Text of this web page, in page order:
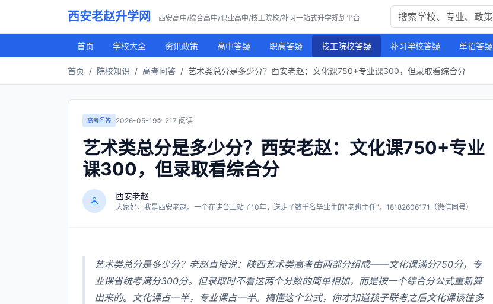
西安老赵升学网 西安高中/综合高中/职业高中/技工院校/补习一站式升学规划平台
首页 学校大全 资讯政策 高中答疑 职高答疑 技工院校答疑 补习学校答疑 单招答疑
首页 院校知识 高考问答 艺术类总分是多少分？西安老赵：文化课750+专业课300，但录取看综合分
高考问答 2026-05-19 217 阅读
艺术类总分是多少分？西安老赵：文化课750+专业
课300，但录取看综合分
西安老赵
大家好，我是西安老赵。一个在讲台上站了10年，送走了数千名毕业生的“老班主任”。18182606171（微信同号）
艺术类总分是多少分？老赵直接说：陕西艺术类高考由两部分组成——文化课满分750分，专
业课省统考满分300分。但录取时不看这两个分数的简单相加，而是按一个综合分公式重新算
出来的。文化课占一半，专业课占一半。搞懂这个公式，你才知道孩子联考之后文化课该往多